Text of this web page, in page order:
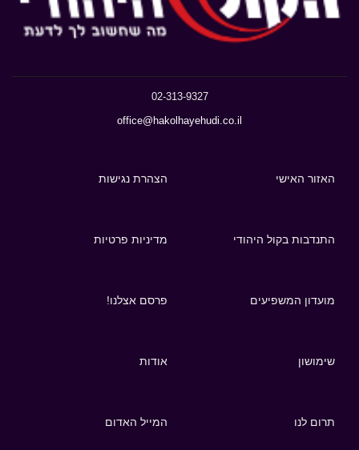
02-313-9327
office@hakolhayehudi.co.il
האזור האישי הצהרת נגישות
התנדבות בקול היהודי מדיניות פרטיות
מועדון המשפיעים פרסם אצלנו!
שימושון אודות
תרום לנו המייל האדום